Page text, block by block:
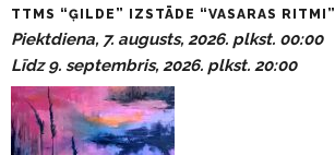
P
a
s
ā
k
u
m
i
TTMS “ĢILDE” IZSTĀDE “VASARAS RITMI”
Piektdiena, 7. augusts, 2026. plkst. 00:00
Līdz 9. septembris, 2026. plkst. 20:00